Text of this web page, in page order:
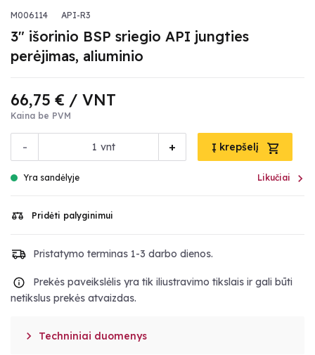
M006114 API-R3
3" išorinio BSP sriegio API jungties
perėjimas, aliuminio
66,75 € / VNT
Kaina be PVM
- +
vnt Į krepšelį
Yra sandėlyje Likučiai 
Pridėti palyginimui
Pristatymo terminas 1-3 darbo dienos.
Prekės paveikslėlis yra tik iliustravimo tikslais ir gali būti
netikslus prekės atvaizdas.
 Techniniai duomenys